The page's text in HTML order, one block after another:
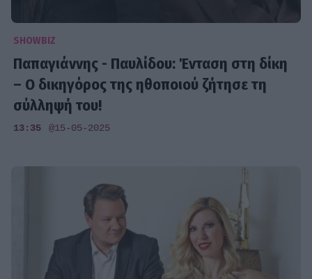
SHOWBIZ
Παπαγιάννης - Παυλίδου: Ένταση στη δίκη
– Ο δικηγόρος της ηθοποιού ζήτησε τη
σύλληψή του!
13:35 @15-05-2025